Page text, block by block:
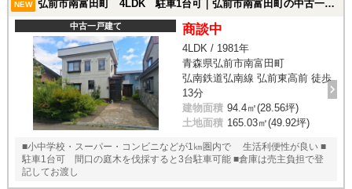
NEW 弘前市南富田町 4LDK 駐車1台可｜弘前市南富田町の中古一戸建て
中古一戸建て 商談中
4LDK / 1981年
青森県弘前市南富田町
弘南鉄道弘南線 弘前東高前 徒歩
13分
建物面積 94.4㎡(28.56坪)
土地面積 165.03㎡(49.92坪)
■小中学校・スーパー・コンビニなどが1㎞圏内で 生活利便性が良い ■
駐車1台可 間口の庭木を伐採すると3台駐車可能 ■倉庫は売主負担で登
記してお渡し